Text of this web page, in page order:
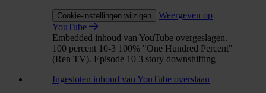
Cookie-instellingen wijzigen
Weergeven op
YouTube
Embedded inhoud van YouTube overgeslagen.
100 percent 10-3 100% "One Hundred Percent"
(Ren TV). Episode 10 3 story downshifting
Ingesloten inhoud van YouTube overslaan